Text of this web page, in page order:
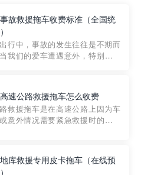
故救援拖车收费标准（全国统
行中，事故的发生往往是不期而
我们的爱车遭遇意外，特别是在
下市区事故救援拖车的收费标
在选用拖车服务时应注...
速公路救援拖车怎么收费
救援拖车是在高速公路上因为车
意外情况需要紧急救援时的必备
车的收费标准是由当地交通管理
库救援专用皮卡拖车（在线预